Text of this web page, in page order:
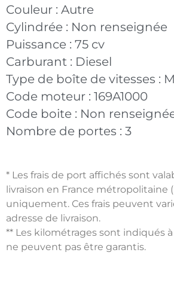
Couleur : Autre
Cylindrée : Non renseignée
Puissance : 75 cv
Carburant : Diesel
Type de boîte de vitesses :
Code moteur : 169A1000
Code boite : Non
Nombre de portes : 3
* Les frais de port affichés sont
livraison en France métropolitaine
uniquement. Ces frais peuvent
adresse de livraison.
** Les kilométrages sont indiqués
ne peuvent pas être garantis.